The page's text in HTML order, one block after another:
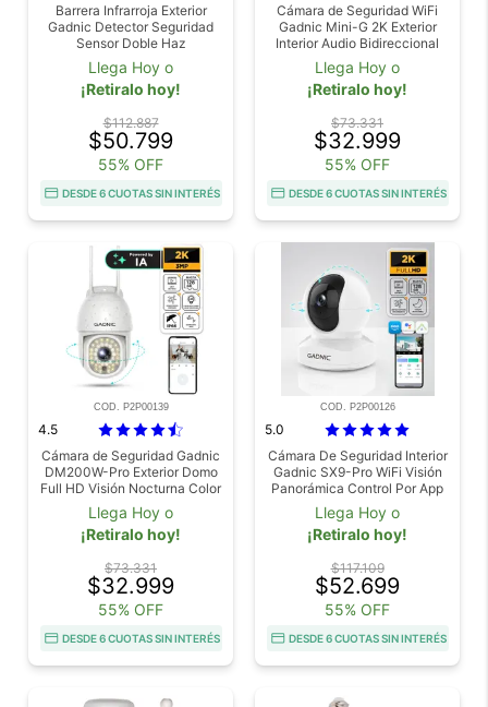
Barrera Infrarroja Exterior
Gadnic Detector Seguridad
Sensor Doble Haz
Llega Hoy o
¡Retiralo hoy!
$112.887
$50.799
55% OFF
DESDE 6 CUOTAS SIN INTERÉS
Cámara de Seguridad WiFi
Gadnic Mini-G 2K Exterior
Interior Audio Bidireccional
3MP Visión Nocturna Ip65
Llega Hoy o
¡Retiralo hoy!
$73.331
$32.999
55% OFF
DESDE 6 CUOTAS SIN INTERÉS
COD. P2P00139
4.5
Cámara de Seguridad Gadnic
DM200W-Pro Exterior Domo
Full HD Visión Nocturna Color
36 Leds
Llega Hoy o
¡Retiralo hoy!
$73.331
$32.999
55% OFF
DESDE 6 CUOTAS SIN INTERÉS
COD. P2P00126
5.0
Cámara De Seguridad Interior
Gadnic SX9-Pro WiFi Visión
Panorámica Control Por App
2K 3MP
Llega Hoy o
¡Retiralo hoy!
$117.109
$52.699
55% OFF
DESDE 6 CUOTAS SIN INTERÉS